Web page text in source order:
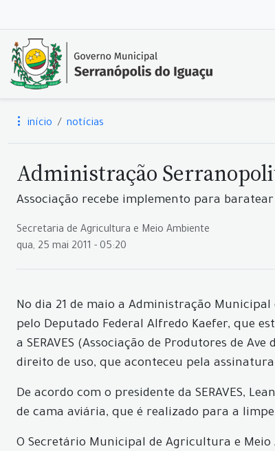
início notícias
Administração
Associação recebe implemento para
Secretaria de Agricultura e Meio Ambiente
qua, 25 mai 2011 - 05:20
No dia 21 de maio a Administração
pelo Deputado Federal Alfredo Kaefer, que
a SERAVES (Associação de Produtores de
direito de uso, que aconteceu pela
De acordo com o presidente da SERAVES,
de cama aviária, que é realizado para a
O Secretário Municipal de Agricultura e